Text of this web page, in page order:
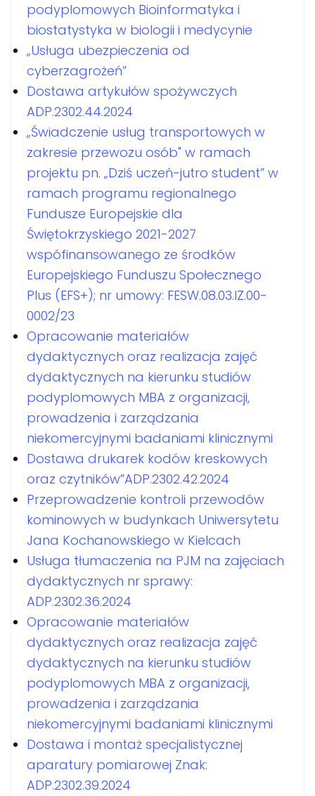
podyplomowych Bioinformatyka i
biostatystyka w biologii i medycynie
„Usługa ubezpieczenia od
cyberzagrożeń”
Dostawa artykułów spożywczych
ADP.2302.44.2024
„Świadczenie usług transportowych w
zakresie przewozu osób" w ramach
projektu pn. „Dziś uczeń-jutro student” w
ramach programu regionalnego
Fundusze Europejskie dla
Świętokrzyskiego 2021-2027
wspófinansowanego ze środków
Europejskiego Funduszu Społecznego
Plus (EFS+); nr umowy: FESW.08.03.IZ.00-
0002/23
Opracowanie materiałów
dydaktycznych oraz realizacja zajęć
dydaktycznych na kierunku studiów
podyplomowych MBA z organizacji,
prowadzenia i zarządzania
niekomercyjnymi badaniami klinicznymi
Dostawa drukarek kodów kreskowych
oraz czytników”ADP.2302.42.2024
Przeprowadzenie kontroli przewodów
kominowych w budynkach Uniwersytetu
Jana Kochanowskiego w Kielcach
Usługa tłumaczenia na PJM na zajęciach
dydaktycznych nr sprawy:
ADP.2302.36.2024
Opracowanie materiałów
dydaktycznych oraz realizacja zajęć
dydaktycznych na kierunku studiów
podyplomowych MBA z organizacji,
prowadzenia i zarządzania
niekomercyjnymi badaniami klinicznymi
Dostawa i montaż specjalistycznej
aparatury pomiarowej Znak:
ADP.2302.39.2024